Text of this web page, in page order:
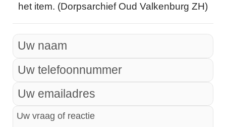
het item. (Dorpsarchief Oud Valkenburg ZH)